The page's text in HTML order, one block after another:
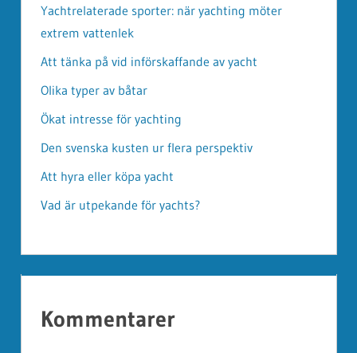
Yachtrelaterade sporter: när yachting möter
extrem vattenlek
Att tänka på vid införskaffande av yacht
Olika typer av båtar
Ökat intresse för yachting
Den svenska kusten ur flera perspektiv
Att hyra eller köpa yacht
Vad är utpekande för yachts?
Kommentarer